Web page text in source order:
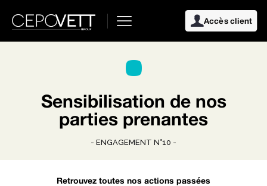
Accès client
Sensibilisation de nos
parties prenantes
- ENGAGEMENT N°10 -
Retrouvez toutes nos actions passées